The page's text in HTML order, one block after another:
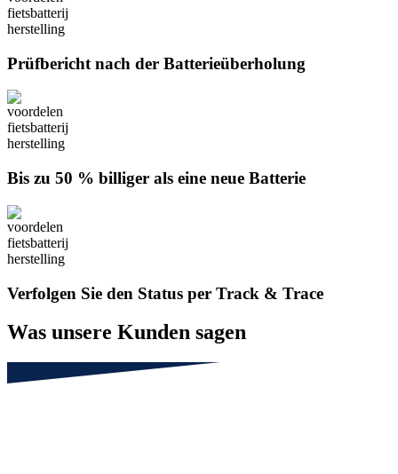
Prüfbericht nach der Batterieüberholung
Bis zu 50 % billiger als eine neue Batterie
Verfolgen Sie den Status per Track & Trace
Was unsere Kunden sagen